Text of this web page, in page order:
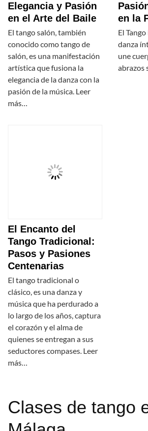
Elegancia y Pasión
en el Arte del Baile
El tango salón, también
conocido como tango de
salón, es una manifestación
artística que fusiona la
elegancia de la danza con la
pasión de la música. Leer
más…
en la
El
danza
une
abrazos
El Encanto del
Tango Tradicional:
Pasos y Pasiones
Centenarias
El tango tradicional o
clásico, es una danza y
música que ha perdurado a
lo largo de los años, captura
el corazón y el alma de
quienes se entregan a sus
seductores compases. Leer
más…
Clases de tango